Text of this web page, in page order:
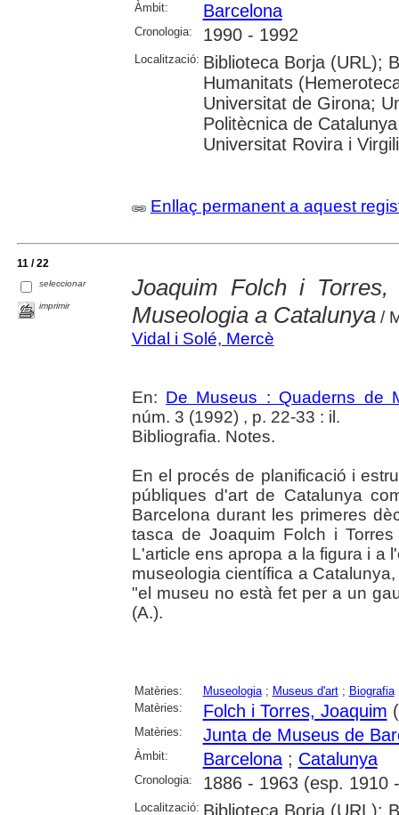
Àmbit: Barcelona
Cronologia: 1990 - 1992
Localització: Biblioteca Borja (URL);
Humanitats
Universitat de Girona;
Politècnica de
Universitat Rovira i Virgili
Enllaç permanent a aquest
11 / 22
seleccionar
imprimir
Joaquim Folch i
Museologia a Catalunya/
Vidal i Solé, Mercè
En: De Museus : Quaderns de
núm. 3 (1992) , p. 22-33 : il.
Bibliografia. Notes.
En el procés de planificació i
públiques d'art de Catalunya
Barcelona durant les primeres
tasca de Joaquim Folch i
L'article ens apropa a la figura i a
museologia científica a
"el museu no està fet per a un
(A.).
Matèries: Museologia; Museus d'art; Biografia
Matèries:
Folch i Torres, Joaquim
Matèries: Junta de Museus de
Àmbit: Barcelona; Catalunya
Cronologia: 1886 - 1963 (esp. 1910
Localització: Biblioteca Borja (URL);